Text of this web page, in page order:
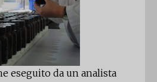
eseguito da un analista